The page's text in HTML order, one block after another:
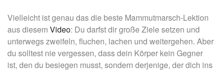
Vielleicht ist genau das die beste Mammutmarsch-Lektion
aus diesem Video: Du darfst dir große Ziele setzen und
unterwegs zweifeln, fluchen, lachen und weitergehen. Aber
du solltest nie vergessen, dass dein Körper kein Gegner
ist, den du besiegen musst, sondern derjenige, der dich ins